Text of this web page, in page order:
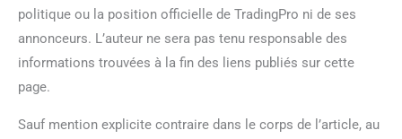
politique ou la position officielle de TradingPro ni de ses
annonceurs. L’auteur ne sera pas tenu responsable des
informations trouvées à la fin des liens publiés sur cette
page.
Sauf mention explicite contraire dans le corps de l’article, au